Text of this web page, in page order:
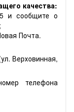
качества:
и сообщите о
Почта.
Верховинная,
телефона